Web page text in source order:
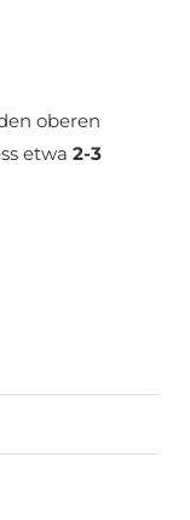
oberen
etwa 2-3